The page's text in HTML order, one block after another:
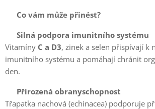
Co vám může přinést?
Silná podpora imunitního systému
Vitamíny C a D3, zinek a selen přispívají k
imunitního systému a pomáhají chránit
den.
Přirozená obranyschopnost
Třapatka nachová (echinacea) podporuje